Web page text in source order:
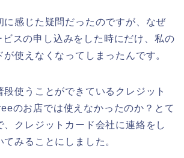
に感じた疑問だったのですが、なぜ
スの申し込みをした時にだけ、私の
が使えなくなってしまったんです。
使うことができているクレジット
のお店では使えなかったのか？とて
、クレジットカード会社に連絡をし
みることにしました。